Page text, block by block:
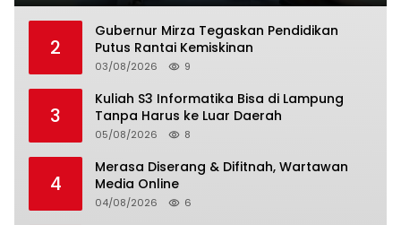
2
Gubernur Mirza Tegaskan Pendidikan
Putus Rantai Kemiskinan
03/08/2026 9
3
Kuliah S3 Informatika Bisa di Lampung
Tanpa Harus ke Luar Daerah
05/08/2026 8
4
Merasa Diserang & Difitnah, Wartawan
Media Online
04/08/2026 6